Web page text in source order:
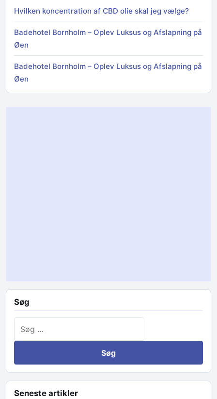
Hvilken koncentration af CBD olie skal jeg vælge?
Badehotel Bornholm – Oplev Luksus og Afslapning på
Øen
Badehotel Bornholm – Oplev Luksus og Afslapning på
Øen
Søg
Seneste artikler